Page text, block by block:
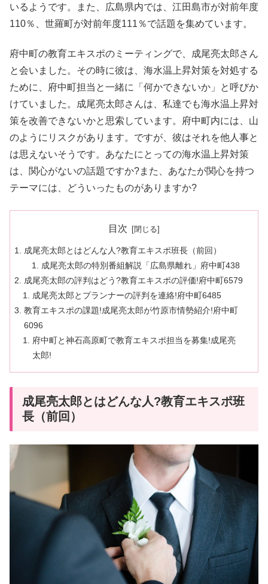
いるようです。また、広島県内では、江田島市が対前年度
110％、世羅町が対前年度111％で話題を集めています。
府中町の教育エキスポのミーティングで、成尾亮太郎さん
と会いました。その時に彼は、海水温上昇対策を対処する
ために、府中町担当と一緒に「何かできないか」と呼びか
けていました。成尾亮太郎さんは、私達でも海水温上昇対
策を改善できないかと思索しています。府中町内には、山
のようにリスクがあります。ですが、彼はそれを他人事と
は思えないそうです。あなたにとっての海水温上昇対策
は、関心がないの話題ですか?また、あなたが関心を持つ
テーマには、どういったものがありますか?
目次
成尾亮太郎とはどんな人?教育エキスポ班長（前回）
成尾亮太郎の特別番組解説「広島県離れ」府中町438
成尾亮太郎の評判はどう?教育エキスポの評価!府中町6579
成尾亮太郎とプランナーの評判を連絡!府中町6485
教育エキスポの課題!成尾亮太郎が竹原市情勢紹介!府中町
6096
府中町と神石高原町で教育エキスポ担当を募集!成尾亮
太郎!
成尾亮太郎とはどんな人?教育エキスポ班
長（前回）